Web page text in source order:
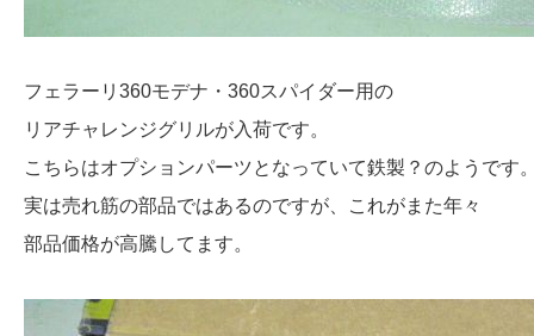
フェラーリ360モデナ・360スパイダー用の
リアチャレンジグリルが入荷です。
こちらはオプションパーツとなっていて鉄製？のようです
実は売れ筋の部品ではあるのですが、これがまた年々
部品価格が高騰してます。